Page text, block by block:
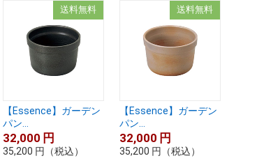
送料無料
【Essence】ガーデン
パン...
32,000 円
35,200 円 （税込）
送料無料
【Essence】ガーデン
パン...
32,000 円
35,200 円 （税込）